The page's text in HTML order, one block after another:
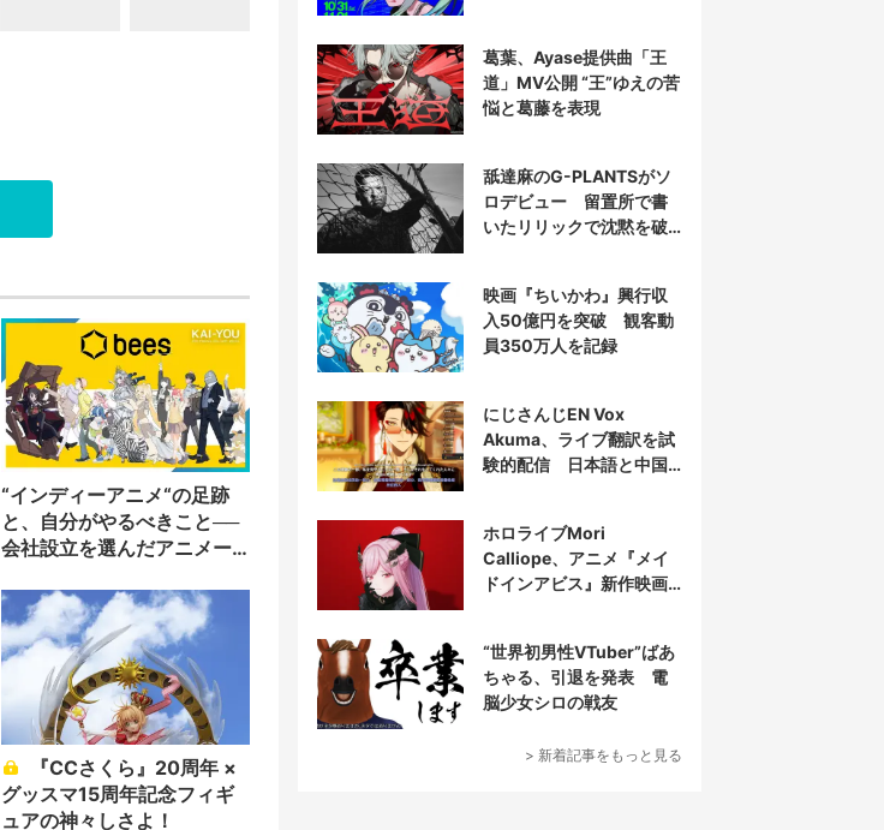
“インディーアニメ“の足跡
と、自分がやるべきこと──
会社設立を選んだアニメー
グッスマ15周年記念フィギ
ュアの神々しさよ！
葛葉、Ayase提供曲「王
道」MV公開 “王”ゆえの苦
悩と葛藤を表現
舐達麻のG-PLANTSがソ
ロデビュー 留置所で書
いたリリックで沈黙を破
映画『ちいかわ』興行収
入50億円を突破 観客動
員350万人を記録
にじさんじEN Vox
Akuma、ライブ翻訳を試
験的配信 日本語と中国
ホロライブMori
Calliope、アニメ『メイ
ドインアビス』新作映画
“世界初男性VTuber”ばあ
ちゃる、引退を発表 電
脳少女シロの戦友
> 新着記事をもっと見る